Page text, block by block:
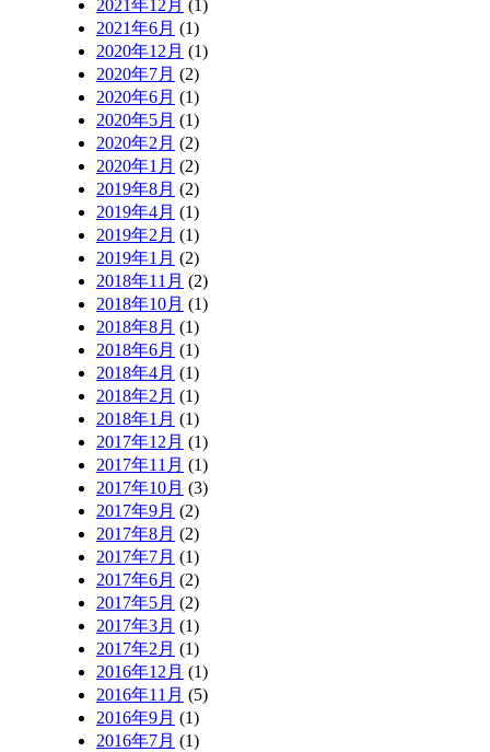
2021年12月 (1)
2021年6月 (1)
2020年12月 (1)
2020年7月 (2)
2020年6月 (1)
2020年5月 (1)
2020年2月 (2)
2020年1月 (2)
2019年8月 (2)
2019年4月 (1)
2019年2月 (1)
2019年1月 (2)
2018年11月 (2)
2018年10月 (1)
2018年8月 (1)
2018年6月 (1)
2018年4月 (1)
2018年2月 (1)
2018年1月 (1)
2017年12月 (1)
2017年11月 (1)
2017年10月 (3)
2017年9月 (2)
2017年8月 (2)
2017年7月 (1)
2017年6月 (2)
2017年5月 (2)
2017年3月 (1)
2017年2月 (1)
2016年12月 (1)
2016年11月 (5)
2016年9月 (1)
2016年7月 (1)